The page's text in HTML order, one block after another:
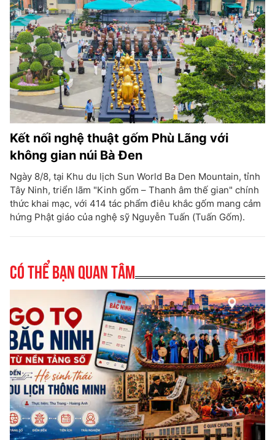
Kết nối nghệ thuật gốm Phù Lãng với
không gian núi Bà Đen
Ngày 8/8, tại Khu du lịch Sun World Ba Den Mountain, tỉnh
Tây Ninh, triển lãm "Kinh gốm – Thanh âm thế gian" chính
thức khai mạc, với 414 tác phẩm điêu khắc gốm mang cảm
hứng Phật giáo của nghệ sỹ Nguyễn Tuấn (Tuấn Gốm).
Có thể bạn quan tâm